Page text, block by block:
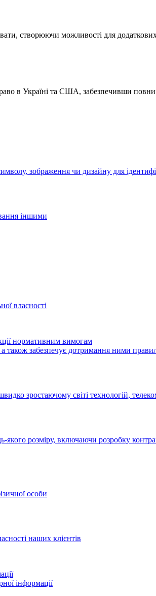
створюючи можливості для
в Україні та США, забезпечивши повний
зображення чи дизайну для
іншими
власності
нормативним вимогам
також забезпечує дотримання ними
зростаючому світі технологій,
розміру, включаючи розробку
особи
наших клієнтів
інформації